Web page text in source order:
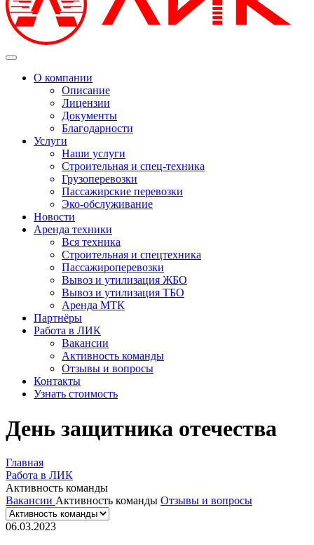
О компании
Описание
Лицензии
Документы
Благодарности
Услуги
Наши услуги
Строительная и спец-техника
Грузоперевозки
Пассажирские перевозки
Эко-обслуживание
Новости
Аренда техники
Вся техника
Строительная и спецтехника
Пассажироперевозки
Вывоз и утилизация ЖБО
Вывоз и утилизация ТБО
Аренда МТК
Партнёры
Работа в ЛИК
Вакансии
Активность команды
Отзывы и вопросы
Контакты
Узнать стоимость
День защитника отечества
Главная
Работа в ЛИК
Активность команды
Вакансии Активность команды Отзывы и вопросы
06.03.2023